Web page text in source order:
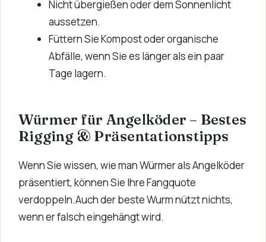
Nicht übergießen oder dem Sonnenlicht
aussetzen.
Füttern Sie Kompost oder organische
Abfälle, wenn Sie es länger als ein paar
Tage lagern.
Würmer für Angelköder – Bestes
Rigging & Präsentationstipps
Wenn Sie wissen, wie man Würmer als Angelköder
präsentiert, können Sie Ihre Fangquote
verdoppeln.Auch der beste Wurm nützt nichts,
wenn er falsch eingehängt wird.